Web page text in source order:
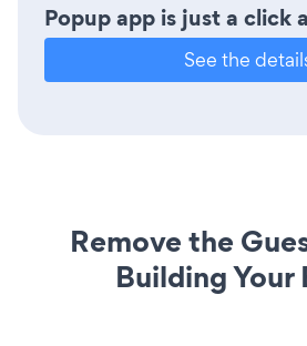
Popup app is just a click
See the
Remove the
Building Your